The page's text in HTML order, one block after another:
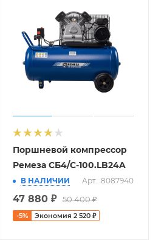
Поршневой компрессор
Ремеза СБ4/С-100.LB24A
В НАЛИЧИИ Арт.: 8087940
47 880₽ 50 400₽
-5% Экономия 2 520₽